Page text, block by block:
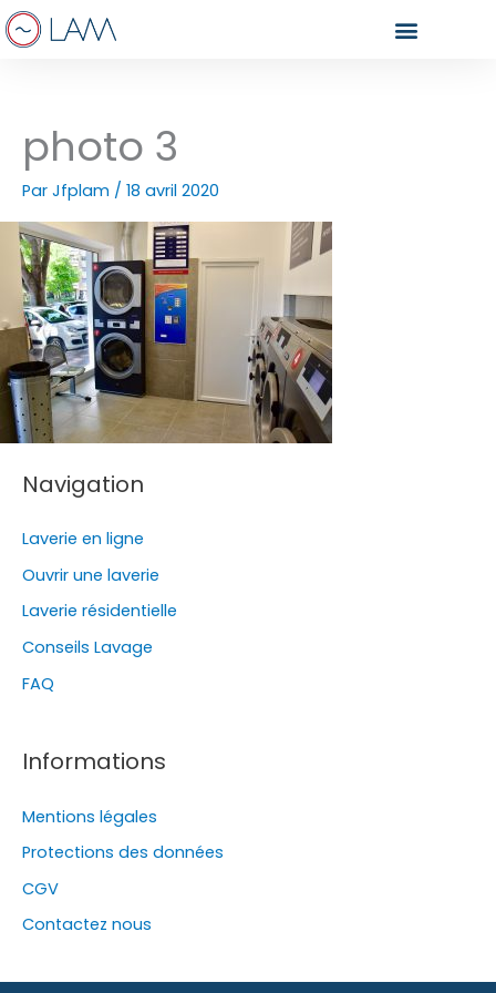
Aller
au
photo 3
Par Jfplam / 18 avril 2020
Navigation
Laverie en ligne
Ouvrir une laverie
Laverie résidentielle
Conseils Lavage
FAQ
Informations
Mentions légales
Protections des données
CGV
Contactez nous